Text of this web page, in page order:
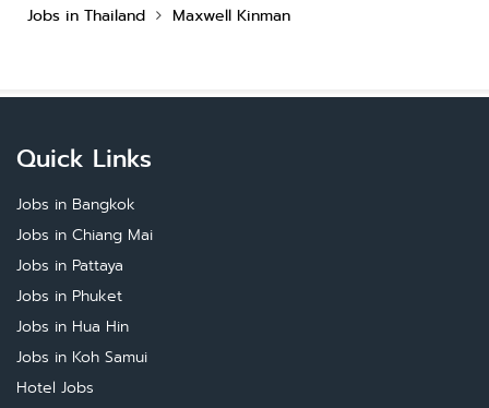
Jobs in Thailand Maxwell Kinman
Quick Links
Jobs in Bangkok
Jobs in Chiang Mai
Jobs in Pattaya
Jobs in Phuket
Jobs in Hua Hin
Jobs in Koh Samui
Hotel Jobs